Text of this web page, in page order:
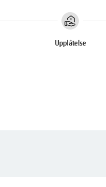
real_estate_agent
Upplåtelse